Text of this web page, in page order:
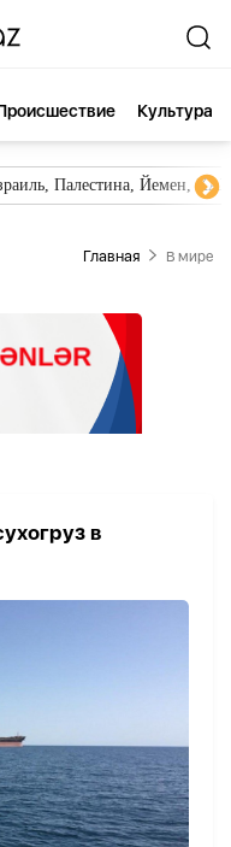
Культура
Палестина, Йемен,
Главная В мире
в